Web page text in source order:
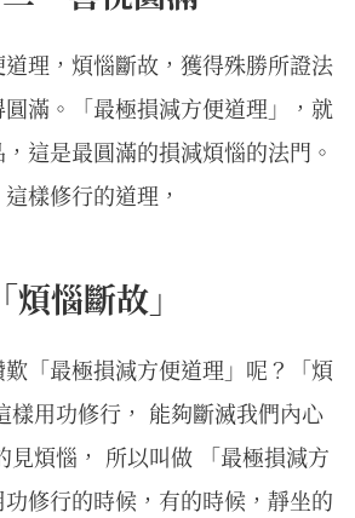
理，煩惱斷故，獲得殊勝所證法
滿。「最極損減方便道理」，就
這是最圓滿的損減煩惱的法門。
樣修行的道理，
「煩惱斷故」
歎「最極損減方便道理」呢？「煩
樣用功修行， 能夠斷滅我們內心
見煩惱， 所以叫做 「最極損減方
修行的時候，有的時候，靜坐的